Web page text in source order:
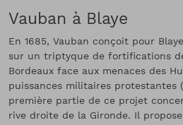
Vauban à Blaye
En 1685, Vauban conçoit pour
sur un triptyque de fortifications
Bordeaux face aux menaces des
puissances militaires protestantes
première partie de ce projet
rive droite de la Gironde. Il